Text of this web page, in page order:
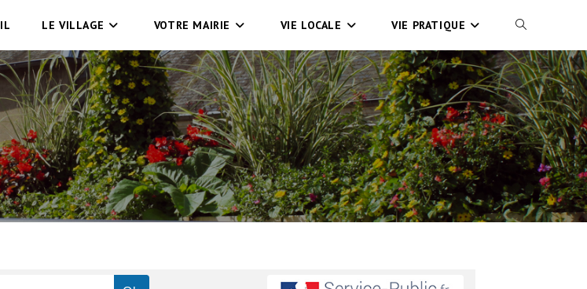
LE VILLAGE VOTRE MAIRIE VIE LOCALE VIE PRATIQUE